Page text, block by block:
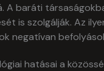
A baráti
is szolgálják. Az
negatívan
hatásai a